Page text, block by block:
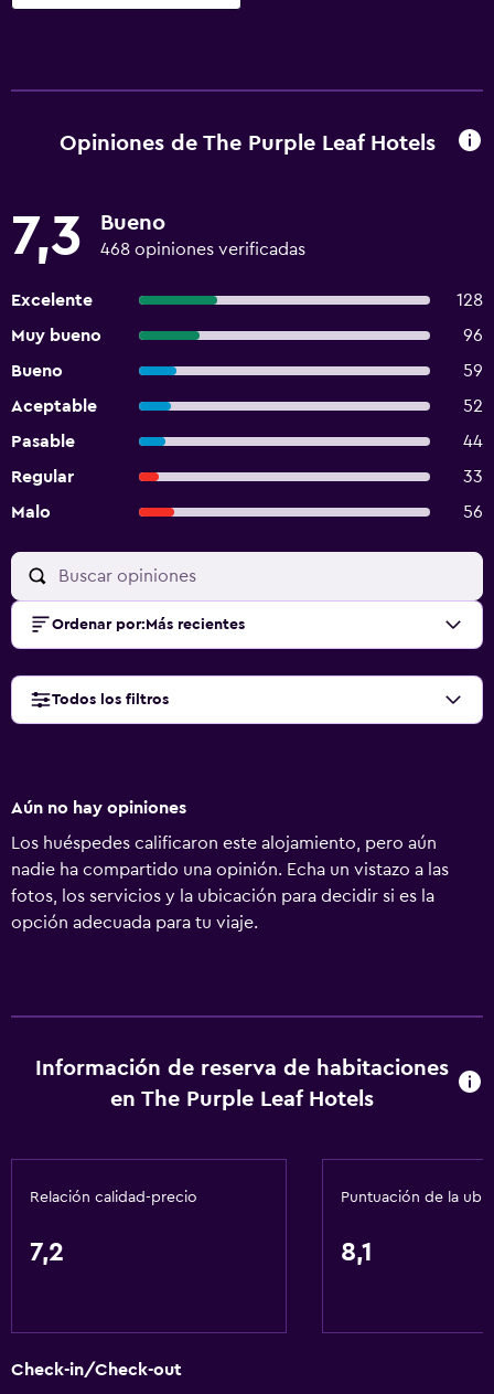
Opiniones de The Purple Leaf Hotels
7,3 Bueno
468 opiniones verificadas
Excelente
128
Muy bueno
96
Bueno
59
Aceptable
52
Pasable
44
Regular
33
Malo
56
Ordenar por: Más recientes
Todos los filtros
Aún no hay opiniones
Los huéspedes calificaron este alojamiento, pero aún
nadie ha compartido una opinión. Echa un vistazo a las
fotos, los servicios y la ubicación para decidir si es la
opción adecuada para tu viaje.
Información de reserva de habitaciones
en The Purple Leaf Hotels
Relación calidad-precio
7,2
Puntuación de la
8,1
Check-in/Check-out